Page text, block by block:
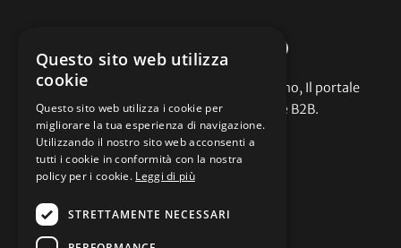
CARPIPROMO
Abbigliamento promozionale Carpipromo, Il portale
dell'abbigliamento promozionale B2B.
Assistenza
Cataloghi
Contattaci
Termini e condizioni
Questo sito web utilizza
cookie
Questo sito web utilizza i cookie per
migliorare la tua esperienza di navigazione.
Utilizzando il nostro sito web acconsenti a
tutti i cookie in conformità con la nostra
policy per i cookie. Leggi di più
STRETTAMENTE NECESSARI